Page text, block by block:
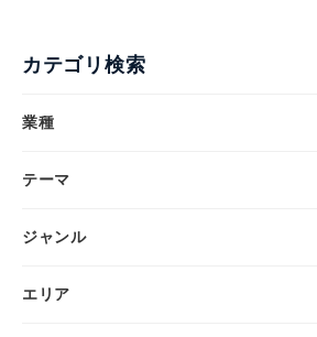
カテゴリ検索
業種
テーマ
ジャンル
エリア